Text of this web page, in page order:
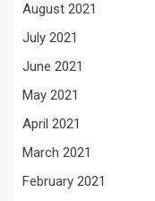
August 2021
July 2021
June 2021
May 2021
April 2021
March 2021
February 2021